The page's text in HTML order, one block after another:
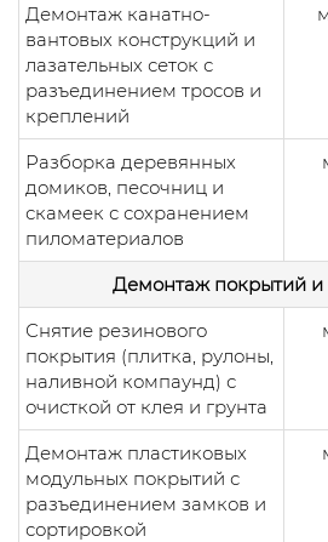
Демонтаж канатно-
вантовых конструкций и
лазательных сеток с
разъединением тросов и
креплений
Разборка деревянных
домиков, песочниц и
скамеек с сохранением
пиломатериалов
Демонтаж покрытий и
Снятие резинового
покрытия (плитка, рулоны,
наливной компаунд) с
очисткой от клея и грунта
Демонтаж пластиковых
модульных покрытий с
разъединением замков и
сортировкой